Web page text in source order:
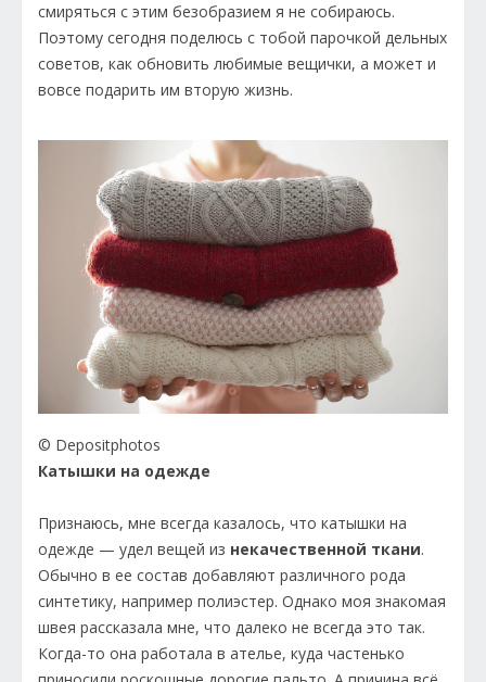
смиряться с этим безобразием я не собираюсь.
Поэтому сегодня поделюсь с тобой парочкой дельных
советов, как обновить любимые вещички, а может и
вовсе подарить им вторую жизнь.
© Depositphotos
Катышки на одежде
Признаюсь, мне всегда казалось, что катышки на
одежде — удел вещей из некачественной ткани.
Обычно в ее состав добавляют различного рода
синтетику, например полиэстер. Однако моя знакомая
швея рассказала мне, что далеко не всегда это так.
Когда-то она работала в ателье, куда частенько